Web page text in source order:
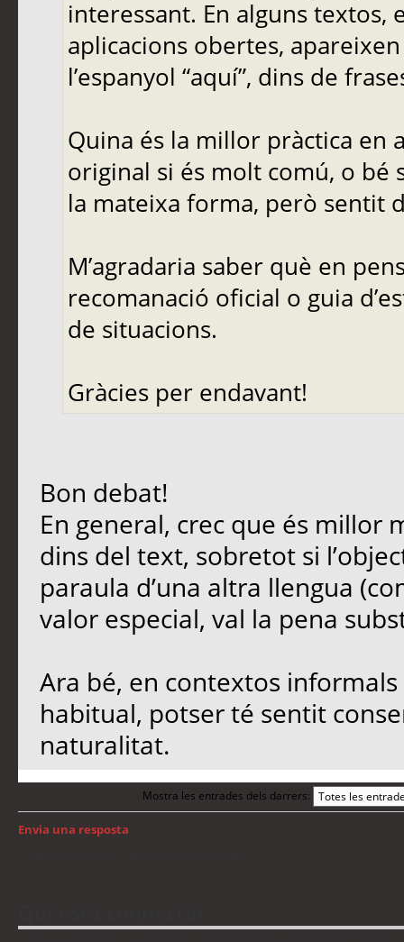
interessant. En alguns
aplicacions obertes,
l’espanyol “aquí”, dins de
Quina és la millor pràctica en
original si és molt comú, o
la mateixa forma, però sentit
M’agradaria saber què en
recomanació oficial o guia
de situacions.
Gràcies per endavant!
Bon debat!
En general, crec que és millor
dins del text, sobretot si
paraula d’una altra llengua
valor especial, val la pena
Ara bé, en contextos
habitual, potser té sentit
naturalitat.
Mostra les entrades dels darrers:
Envia una resposta